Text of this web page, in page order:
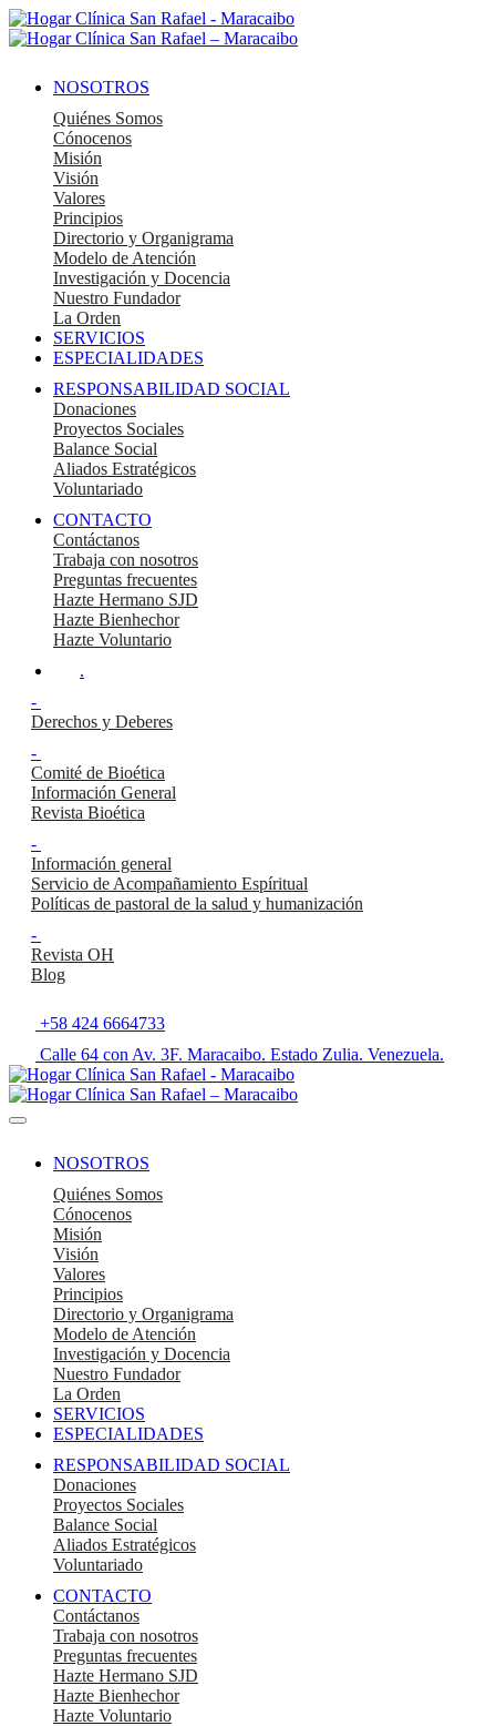
NOSOTROS
Quiénes Somos
Cónocenos
Misión
Visión
Valores
Principios
Directorio y Organigrama
Modelo de Atención
Investigación y Docencia
Nuestro Fundador
La Orden
SERVICIOS
ESPECIALIDADES
RESPONSABILIDAD SOCIAL
Donaciones
Proyectos Sociales
Balance Social
Aliados Estratégicos
Voluntariado
CONTACTO
Contáctanos
Trabaja con nosotros
Preguntas frecuentes
Hazte Hermano SJD
Hazte Bienhechor
Hazte Voluntario
.
-
Derechos y Deberes
-
Comité de Bioética
Información General
Revista Bioética
-
Información general
Servicio de Acompañamiento Espíritual
Políticas de pastoral de la salud y humanización
-
Revista OH
Blog
+58 424 6664733
Calle 64 con Av. 3F. Maracaibo. Estado Zulia. Venezuela.
NOSOTROS
Quiénes Somos
Cónocenos
Misión
Visión
Valores
Principios
Directorio y Organigrama
Modelo de Atención
Investigación y Docencia
Nuestro Fundador
La Orden
SERVICIOS
ESPECIALIDADES
RESPONSABILIDAD SOCIAL
Donaciones
Proyectos Sociales
Balance Social
Aliados Estratégicos
Voluntariado
CONTACTO
Contáctanos
Trabaja con nosotros
Preguntas frecuentes
Hazte Hermano SJD
Hazte Bienhechor
Hazte Voluntario